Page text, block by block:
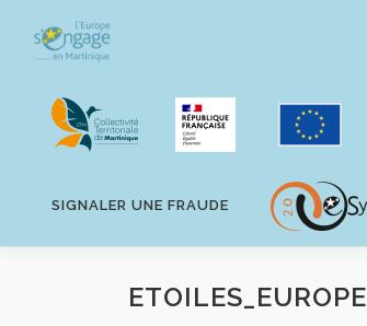
contenu
SIGNALER UNE FRAUDE
ETOILES_EUROPE